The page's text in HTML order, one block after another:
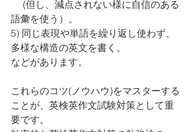
(但し、減点されない様に自信のある
語彙を使う）。
5) 同じ表現や単語を繰り返し使わず、
多様な構造の英文を書く。
などがあります。
これらのコツ(ノウハウ)をマスターする
ことが、英検英作文試験対策として重
要です。